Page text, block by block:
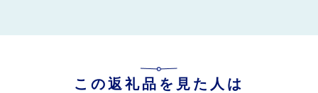
この返礼品を見た人は